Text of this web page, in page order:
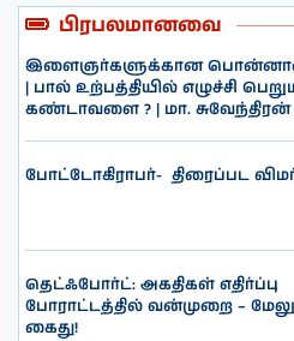
பிரபலமானவை
இளைஞர்களுக்கான பொன்னான
| பால் உற்பத்தியில் எழுச்சி
கண்டாவளை ? | மா. சுவேந்திரன்
போட்டோகிராபர்- ‌ திரைப்பட
தெட்ஃபோர்ட்: அகதிகள் எதிர்ப்பு
போராட்டத்தில் வன்முறை –
கைது!